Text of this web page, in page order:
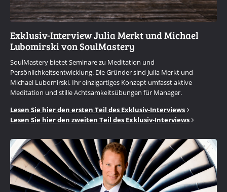
Exklusiv-Interview Julia Merkt und Michael
Lubomirski von SoulMastery
SoulMastery bietet Seminare zu Meditation und
Persönlichkeitsentwicklung. Die Gründer sind Julia Merkt und
Michael Lubomirski. Ihr einzigartiges Konzept umfasst aktive
Meditation und stille Achtsamkeitsübungen für Manager.
Lesen Sie hier den ersten Teil des Exklusiv-Interviews
Lesen Sie hier den zweiten Teil des Exklusiv-Interviews